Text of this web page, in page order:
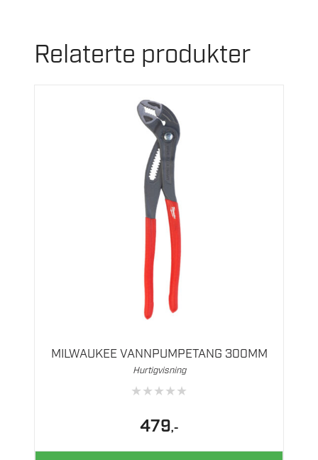
Relaterte produkter
MILWAUKEE VANNPUMPETANG 300MM
Hurtigvisning
★★★★★
479,-